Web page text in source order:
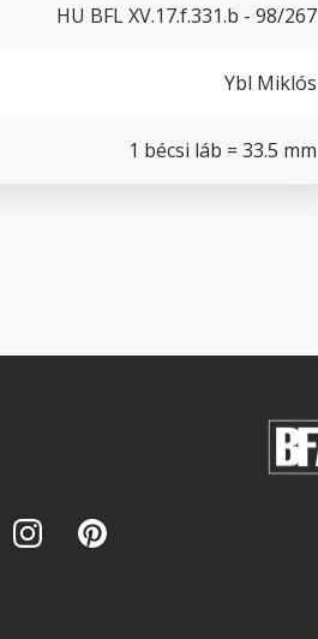
HU BFL XV.17.f.331.b - 98/267
Ybl Miklós
1 bécsi láb = 33.5 mm